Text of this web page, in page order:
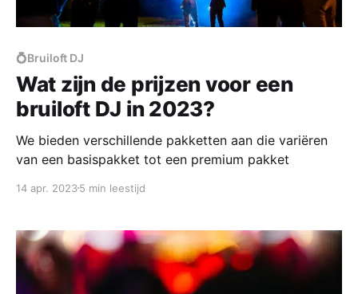
💍Bruiloft DJ
Wat zijn de prijzen voor een
bruiloft DJ in 2023?
We bieden verschillende pakketten aan die variëren
van een basispakket tot een premium pakket
14 apr. 20235 min leestijd